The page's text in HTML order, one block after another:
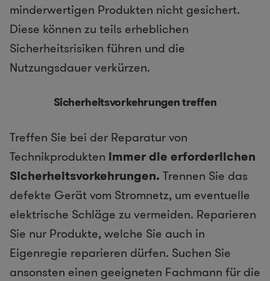
minderwertigen Produkten nicht gesichert.
Diese können zu teils erheblichen
Sicherheitsrisiken führen und die
Nutzungsdauer verkürzen.
Sicherheitsvorkehrungen treffen
Treffen Sie bei der Reparatur von
Technikprodukten immer die erforderlichen
Sicherheitsvorkehrungen. Trennen Sie das
defekte Gerät vom Stromnetz, um eventuelle
elektrische Schläge zu vermeiden. Reparieren
Sie nur Produkte, welche Sie auch in
Eigenregie reparieren dürfen. Suchen Sie
ansonsten einen geeigneten Fachmann für die